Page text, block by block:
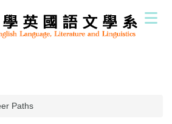
Paths